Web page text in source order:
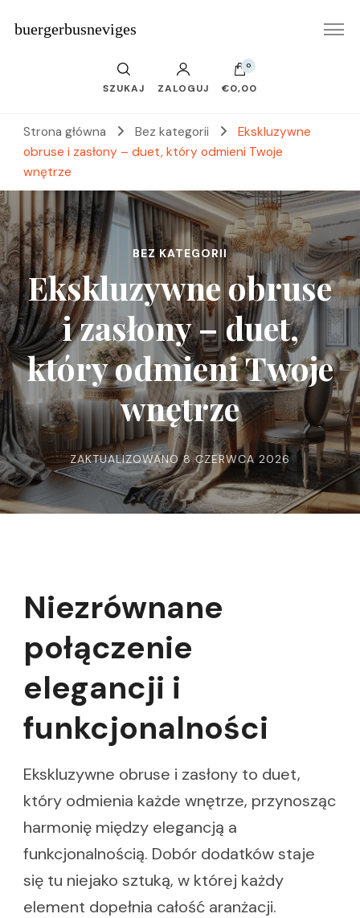
buergerbusneviges
SZUKAJ ZALOGUJ
0
€0,00
Strona główna Bez kategorii
Ekskluzywne
obruse i zasłony – duet, który odmieni Twoje
wnętrze
BEZ KATEGORII
Ekskluzywne obruse
i zasłony – duet,
który odmieni Twoje
wnętrze
ZAKTUALIZOWANO8 CZERWCA 2026
Niezrównane
połączenie
elegancji i
funkcjonalności
Ekskluzywne obruse i zasłony to duet,
który odmienia każde wnętrze, przynosząc
harmonię między elegancją a
funkcjonalnością. Dobór dodatków staje
się tu niejako sztuką, w której każdy
element dopełnia całość aranżacji.